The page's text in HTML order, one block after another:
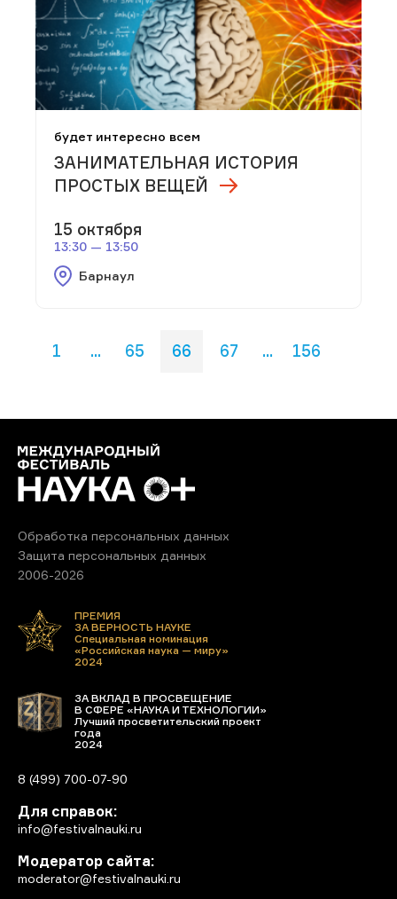
будет интересно всем
ЗАНИМАТЕЛЬНАЯ ИСТОРИЯ
ПРОСТЫХ ВЕЩЕЙ
15 октября
13:30 — 13:50
Барнаул
1 ... 65 66 67 ... 156
Обработка персональных данных
Защита персональных данных
2006-2026
ПРЕМИЯ
ЗА ВЕРНОСТЬ НАУКЕ
Специальная номинация
«Российская наука — миру»
2024
ЗА ВКЛАД В ПРОСВЕЩЕНИЕ
В СФЕРЕ «НАУКА И ТЕХНОЛОГИИ»
Лучший просветительский проект
года
2024
8 (499) 700-07-90
Для справок:
info@festivalnauki.ru
Модератор сайта:
moderator@festivalnauki.ru